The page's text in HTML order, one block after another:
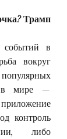
Трамп
событий в
вокруг
в мире —
контроль
либо